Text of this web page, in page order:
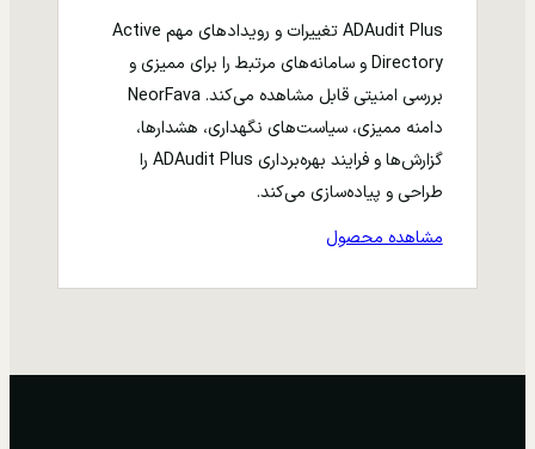
ADAudit Plus تغییرات و رویدادهای مهم Active
Directory و سامانه‌های مرتبط را برای ممیزی و
بررسی امنیتی قابل مشاهده می‌کند. NeorFava
دامنه ممیزی، سیاست‌های نگهداری، هشدارها،
گزارش‌ها و فرایند بهره‌برداری ADAudit Plus را
طراحی و پیاده‌سازی می‌کند.
مشاهده محصول